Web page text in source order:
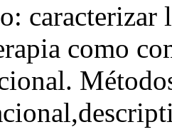
caracterizar
como